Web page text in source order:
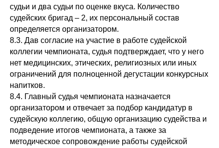
судьи и два судьи по оценке вкуса. Количество
судейских бригад – 2, их персональный состав
определяется организатором.
8.3. Дав согласие на участие в работе судейской
коллегии чемпионата, судья подтверждает, что у него
нет медицинских, этических, религиозных или иных
ограничений для полноценной дегустации конкурсных
напитков.
8.4. Главный судья чемпионата назначается
организатором и отвечает за подбор кандидатур в
судейскую коллегию, общую организацию судейства и
подведение итогов чемпионата, а также за
методическое сопровождение работы судейской